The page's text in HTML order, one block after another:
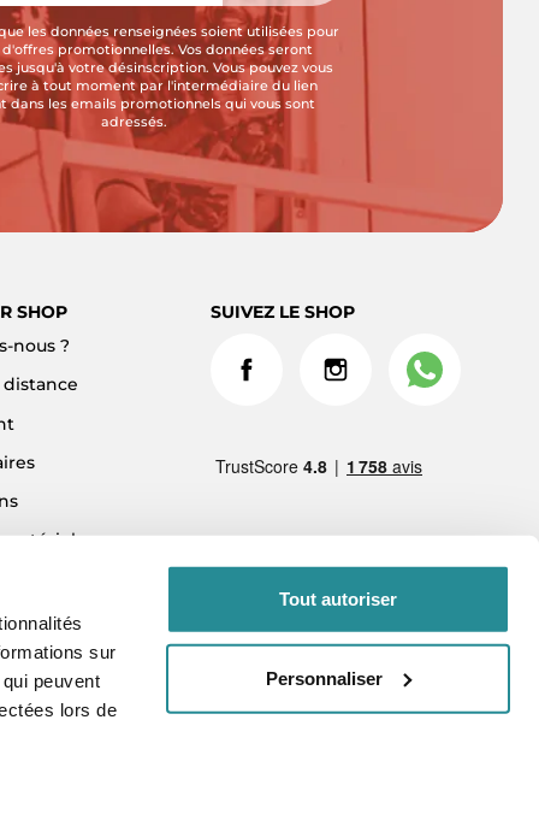
sur
peuvent
lors de
Tout autoriser
Personnaliser
les données renseignées soient utilisées pour
d'offres promotionnelles. Vos données seront
jusqu'à votre désinscription. Vous pouvez vous
à tout moment par l'intermédiaire du lien
dans les emails promotionnels qui vous sont
adressés.
SHOP
nous ?
distance
matériel
SUIVEZ LE SHOP